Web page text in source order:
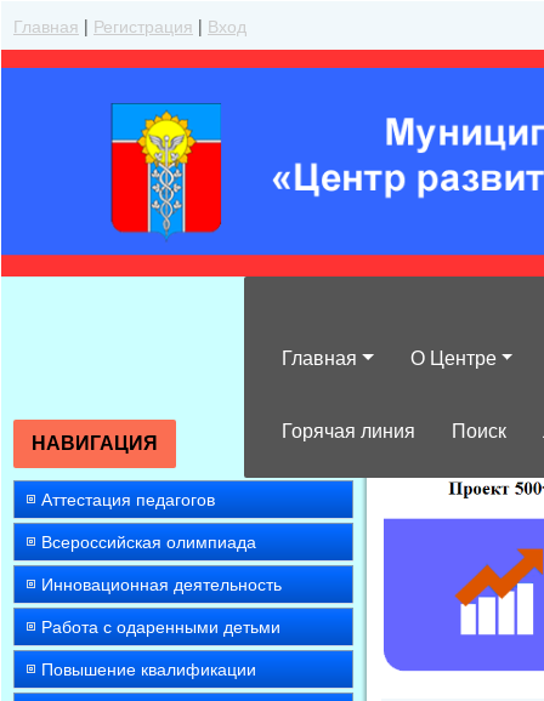
Главная | Регистрация | Вход
Главная О Центре
Горячая линия Поиск
НАВИГАЦИЯ
Аттестация педагогов
Всероссийская олимпиада
Инновационная деятельность
Работа с одаренными детьми
Повышение квалификации